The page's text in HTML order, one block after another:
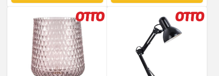
Schlafzimmer Wohnzimmer
Geschenk